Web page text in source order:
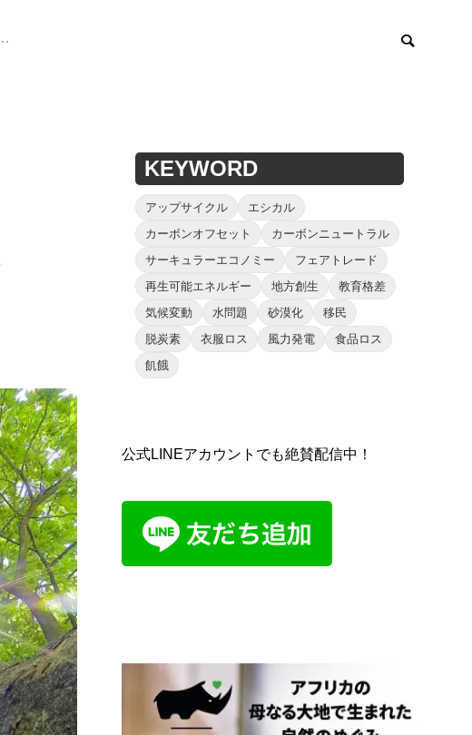
KEYWORD
アップサイクル
エシカル
カーボンオフセット
カーボンニュートラル
サーキュラーエコノミー
フェアトレード
再生可能エネルギー
地方創生
教育格差
気候変動
水問題 砂漠化
移民
脱炭素
衣服ロス 風力発電
食品ロス
飢餓
公式LINEアカウントでも絶賛配信中！